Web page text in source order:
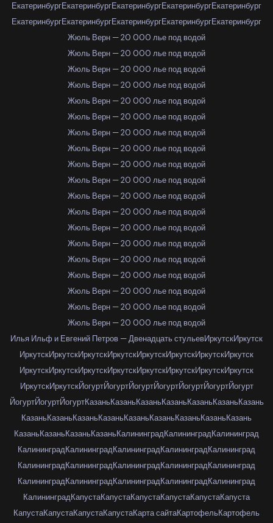
ЕкатеринбургЕкатеринбургЕкатеринбургЕкатеринбургЕкатеринбург
ЕкатеринбургЕкатеринбургЕкатеринбургЕкатеринбургЕкатеринбург
Жюль Верн — 20 000 лье под водой
Жюль Верн — 20 000 лье под водой
Жюль Верн — 20 000 лье под водой
Жюль Верн — 20 000 лье под водой
Жюль Верн — 20 000 лье под водой
Жюль Верн — 20 000 лье под водой
Жюль Верн — 20 000 лье под водой
Жюль Верн — 20 000 лье под водой
Жюль Верн — 20 000 лье под водой
Жюль Верн — 20 000 лье под водой
Жюль Верн — 20 000 лье под водой
Жюль Верн — 20 000 лье под водой
Жюль Верн — 20 000 лье под водой
Жюль Верн — 20 000 лье под водой
Жюль Верн — 20 000 лье под водой
Жюль Верн — 20 000 лье под водой
Жюль Верн — 20 000 лье под водой
Жюль Верн — 20 000 лье под водой
Жюль Верн — 20 000 лье под водой
Илья Ильф и Евгений Петров — Двенадцать стульевИркутскИркутск
ИркутскИркутскИркутскИркутскИркутскИркутскИркутскИркутск
ИркутскИркутскИркутскИркутскИркутскИркутскИркутскИркутск
ИркутскИркутскЙогуртЙогуртЙогуртЙогуртЙогуртЙогуртЙогурт
ЙогуртЙогуртЙогуртКазаньКазаньКазаньКазаньКазаньКазаньКазань
КазаньКазаньКазаньКазаньКазаньКазаньКазаньКазаньКазань
КазаньКазаньКазаньКазаньКалининградКалининградКалининград
КалининградКалининградКалининградКалининградКалининград
КалининградКалининградКалининградКалининградКалининград
КалининградКалининградКалининградКалининградКалининград
КалининградКапустаКапустаКапустаКапустаКапустаКапуста
КапустаКапустаКапустаКапустаКарта сайтаКартофельКартофель